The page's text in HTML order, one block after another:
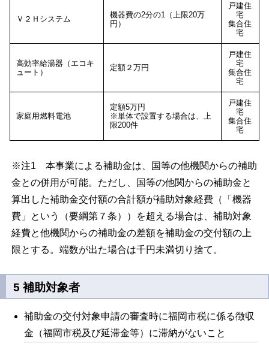
Ｖ２Ｈシステム
機器費の2分の1（上限20万
円）
戸建住
宅
集合住
宅
高効率給湯器（エコキ
ュート）
定額２万円
戸建住
宅
集合住
宅
家庭用燃料電池
定額5万円
※単体で設置する場合は、上
限200件
戸建住
宅
集合住
宅
※注1 本事業による補助金は、国等の他機関からの補助
金との併用が可能。ただし、国等の他関からの補助金と
算出した補助金交付額の合計額が補助対象経費（「機器
費」という（要綱第７条））を超える場合は、補助対象
経費と他機関からの補助金の差額を補助金の交付額の上
限とする。端数が出た場合は千円未満切り捨て。
5 補助対象者
補助金の交付対象申請の審査時に福岡市税に係る徴収
金（福岡市税及び延滞金等）に滞納がないこと